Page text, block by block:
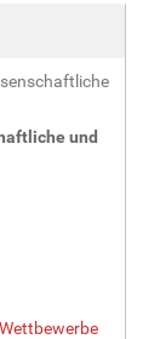
und